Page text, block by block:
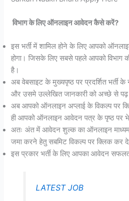
विभाग के लिए ऑनलाइन आवेदन कैसे करें?
इस भर्ती में शामिल होने के लिए आपको
होगा। जिसके लिए सबसे पहले आपको विभाग
है।
अब वेबसाइट के मुख्यपृष्ठ पर प्रदर्शित भर्ती
और उसमे उल्लेखित जानकारी को अच्छे से
अब आपको ऑनलाइन अप्लाई के विकल्प पर
ही आपको ऑनलाइन आवेदन पत्र के पृष्ठ पर
अतः अंत में आवेदन शुल्क का ऑनलाइन
जमा करने हेतु सबमिट विकल्प पर क्लिक कर
इस प्रकार भर्ती के लिए आपका आवेदन
LATEST JOB